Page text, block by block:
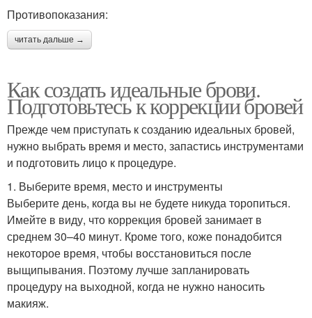
Противопоказания:
читать дальше →
Как создать идеальные брови.
Подготовьтесь к коррекции бровей
Прежде чем приступать к созданию идеальных бровей,
нужно выбрать время и место, запастись инструментами
и подготовить лицо к процедуре.
1. Выберите время, место и инструменты
Выберите день, когда вы не будете никуда торопиться.
Имейте в виду, что коррекция бровей занимает в
среднем 30–40 минут. Кроме того, коже понадобится
некоторое время, чтобы восстановиться после
выщипывания. Поэтому лучше запланировать
процедуру на выходной, когда не нужно наносить
макияж.